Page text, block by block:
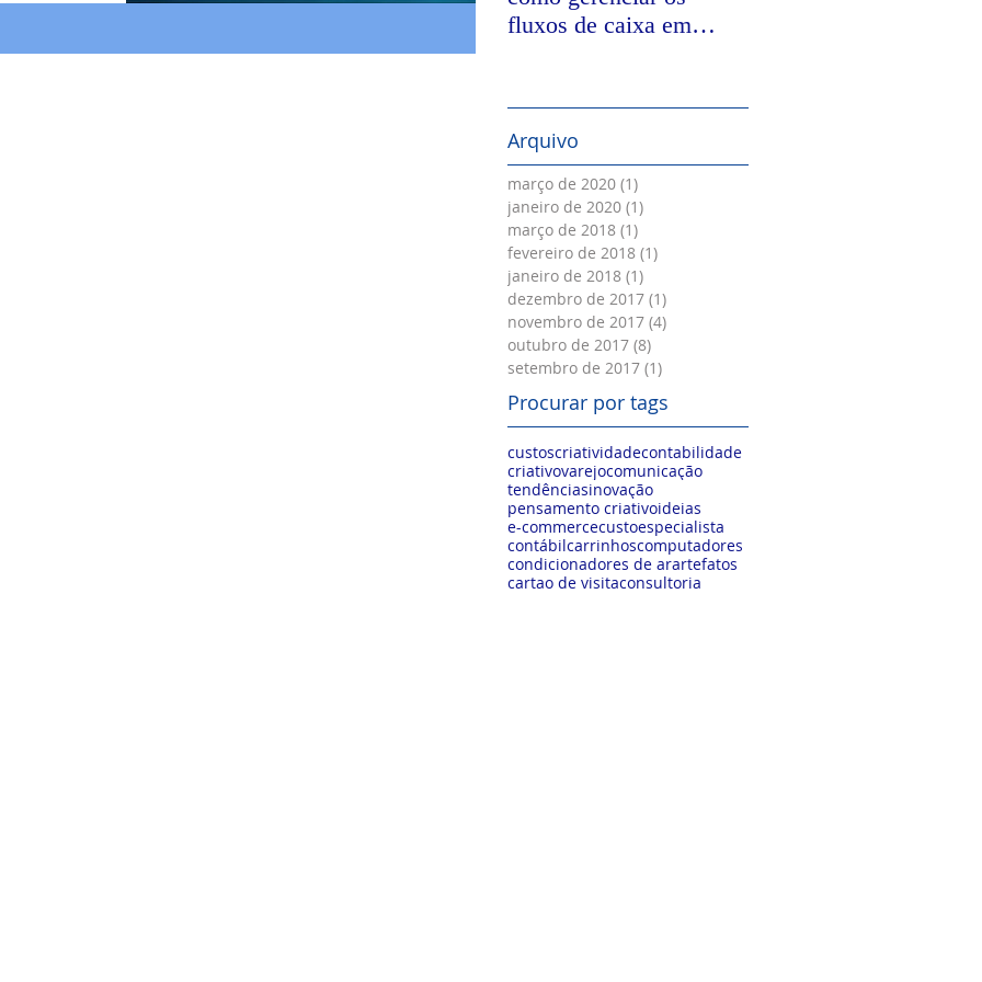
fluxos de caixa em
Arquivo
março de 2020 (1)
janeiro de 2020 (1)
março de 2018 (1)
fevereiro de 2018 (1)
janeiro de 2018 (1)
dezembro de 2017 (1)
novembro de 2017 (4)
outubro de 2017 (8)
setembro de 2017 (1)
Procurar por tags
custoscriatividadecontabilidade
criativovarejocomunicação
tendênciasinovação
pensamento criativoideias
e-commercecustoespecialista
contábilcarrinhoscomputadores
condicionadores de arartefatos
cartao de visitaconsultoria